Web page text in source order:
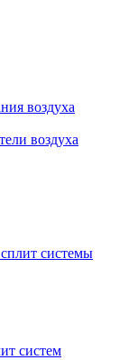
воздуха
воздуха
системы
систем